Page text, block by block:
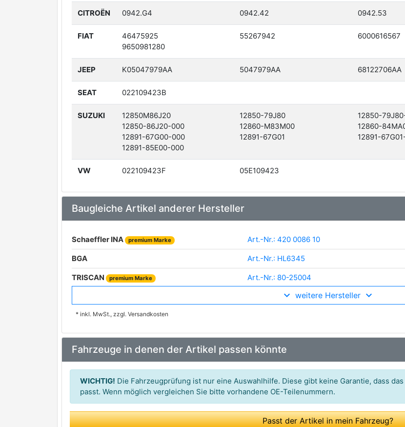
CITROËN 0942.G4 0942.42 0942.53
FIAT 46475925 55267942 6000616567
9650981280
JEEP K05047979AA 5047979AA 68122706AA
SEAT 022109423B
SUZUKI 12850M86J20 12850-79J80 12850-
12850-86J20-000
12860-M83M00 12860-
12891-67G00-000
12891-67G01 12891-
12891-85E00-000
VW 022109423F 05E109423
Baugleiche Artikel anderer Hersteller
Schaeffler INA premium Marke Art.-Nr.: 420 0086 10
BGA Art.-Nr.: HL6345
TRISCAN premium Marke Art.-Nr.: 80-25004
Art.-Nr.: TV0700140
OEMparts
PAYEN Art.-Nr.: 18672
RUVILLE Art.-Nr.: 265165
weitere Hersteller
* inkl. MwSt., zzgl. Versandkosten
Fahrzeuge in denen der Artikel passen könnte
WICHTIG! Die Fahrzeugprüfung ist nur eine Auswahlhilfe. Diese gibt keine Garantie, dass
passt. Wenn möglich vergleichen Sie bitte vorhandene OE-Teilenummern.
Passt der Artikel in mein Fahrzeug?